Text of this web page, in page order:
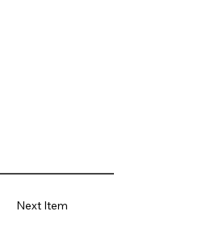
Next Item